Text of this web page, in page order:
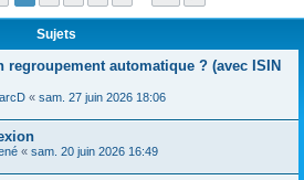
r
Sujets
regroupement automatique ? (avec ISIN
« sam. 27 juin 2026 18:06
« sam. 20 juin 2026 16:49